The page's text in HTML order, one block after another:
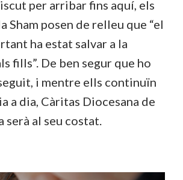
per arribar fins aquí, els
Sham posen de relleu que “el
ha estat salvar a la
fills”. De ben segur que ho
i mentre ells continuïn
a dia, Càritas Diocesana de
serà al seu costat.